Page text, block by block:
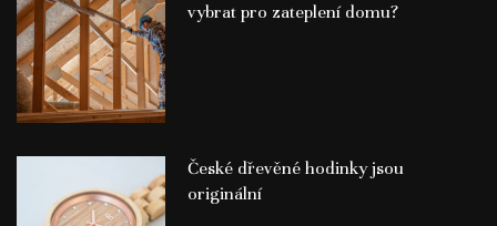
vybrat pro zateplení domu?
České dřevěné hodinky jsou
originální